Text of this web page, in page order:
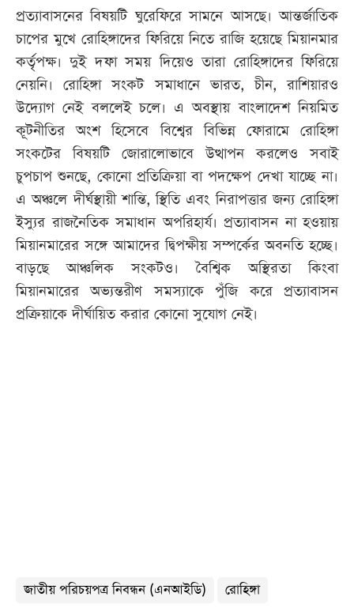
প্রত্যাবাসনের বিষয়টি ঘুরেফিরে সামনে আসছে। আন্তর্জাতিক
চাপের মুখে রোহিঙ্গাদের ফিরিয়ে নিতে রাজি হয়েছে মিয়ানমার
কর্তৃপক্ষ। দুই দফা সময় দিয়েও তারা রোহিঙ্গাদের ফিরিয়ে
নেয়নি। রোহিঙ্গা সংকট সমাধানে ভারত, চীন, রাশিয়ারও
উদ্যোগ নেই বললেই চলে। এ অবস্থায় বাংলাদেশ নিয়মিত
কূটনীতির অংশ হিসেবে বিশ্বের বিভিন্ন ফোরামে রোহিঙ্গা
সংকটের বিষয়টি জোরালোভাবে উত্থাপন করলেও সবাই
চুপচাপ শুনছে, কোনো প্রতিক্রিয়া বা পদক্ষেপ দেখা যাচ্ছে না।
এ অঞ্চলে দীর্ঘস্থায়ী শান্তি, স্থিতি এবং নিরাপত্তার জন্য রোহিঙ্গা
ইস্যুর রাজনৈতিক সমাধান অপরিহার্য। প্রত্যাবাসন না হওয়ায়
মিয়ানমারের সঙ্গে আমাদের দ্বিপক্ষীয় সম্পর্কের অবনতি হচ্ছে।
বাড়ছে আঞ্চলিক সংকটও। বৈশ্বিক অস্থিরতা কিংবা
মিয়ানমারের অভ্যন্তরীণ সমস্যাকে পুঁজি করে প্রত্যাবাসন
প্রক্রিয়াকে দীর্ঘায়িত করার কোনো সুযোগ নেই।
জাতীয় পরিচয়পত্র নিবন্ধন (এনআইডি) রোহিঙ্গা